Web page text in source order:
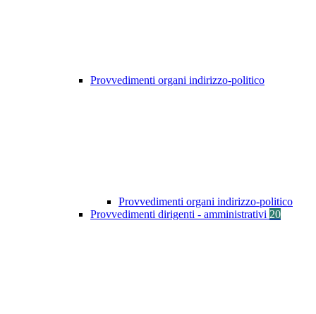
Provvedimenti organi indirizzo-politico
Provvedimenti organi indirizzo-politico
Provvedimenti dirigenti - amministrativi 20